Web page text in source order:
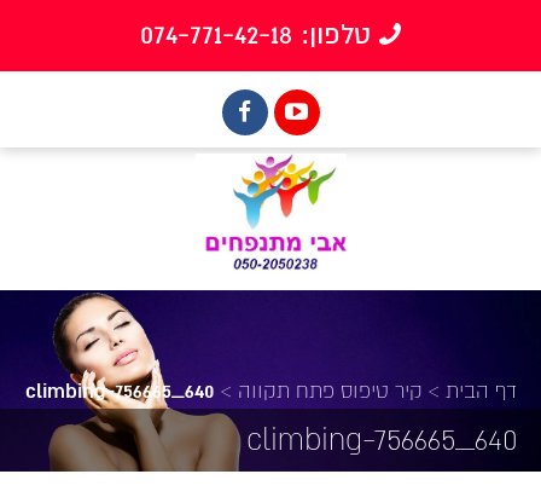
טלפון: 074-771-42-18
דף הבית > קיר טיפוס פתח תקווה >
climbing-756665_640
climbing-756665_640